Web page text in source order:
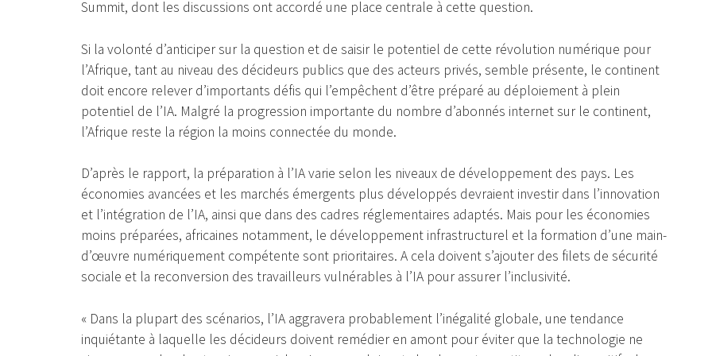
Summit, dont les discussions ont accordé une place centrale à cette question.
Si la volonté d’anticiper sur la question et de saisir le potentiel de cette révolution numérique pour
l’Afrique, tant au niveau des décideurs publics que des acteurs privés, semble présente, le continent
doit encore relever d’importants défis qui l’empêchent d’être préparé au déploiement à plein
potentiel de l’IA. Malgré la progression importante du nombre d’abonnés internet sur le continent,
l’Afrique reste la région la moins connectée du monde.
D’après le rapport, la préparation à l’IA varie selon les niveaux de développement des pays. Les
économies avancées et les marchés émergents plus développés devraient investir dans l’innovation
et l’intégration de l’IA, ainsi que dans des cadres réglementaires adaptés. Mais pour les économies
moins préparées, africaines notamment, le développement infrastructurel et la formation d’une main-
d’œuvre numériquement compétente sont prioritaires. A cela doivent s’ajouter des filets de sécurité
sociale et la reconversion des travailleurs vulnérables à l’IA pour assurer l’inclusivité.
« Dans la plupart des scénarios, l’IA aggravera probablement l’inégalité globale, une tendance
inquiétante à laquelle les décideurs doivent remédier en amont pour éviter que la technologie ne